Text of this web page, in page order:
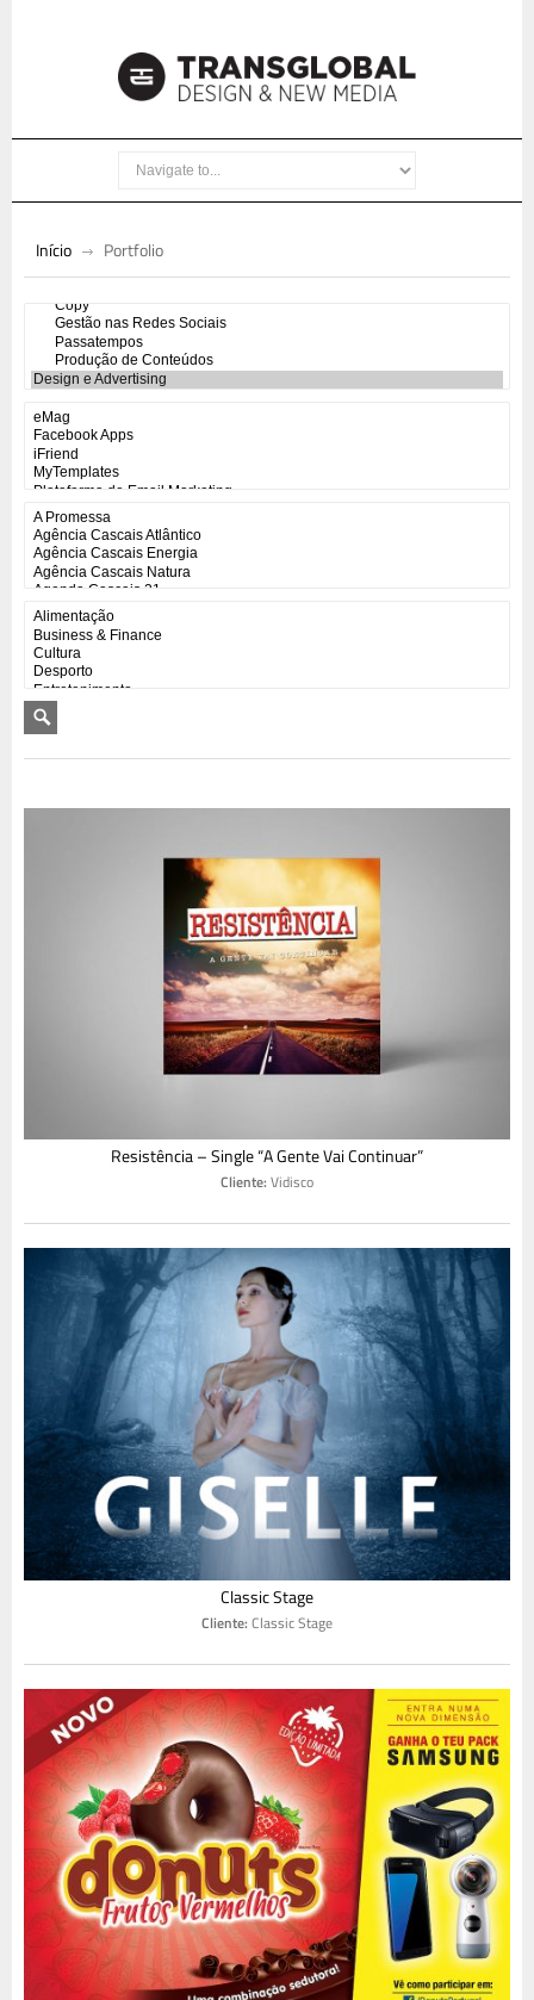
Início Portfolio
Resistência – Single “A Gente Vai Continuar”
Cliente: Vidisco
Classic Stage
Cliente: Classic Stage